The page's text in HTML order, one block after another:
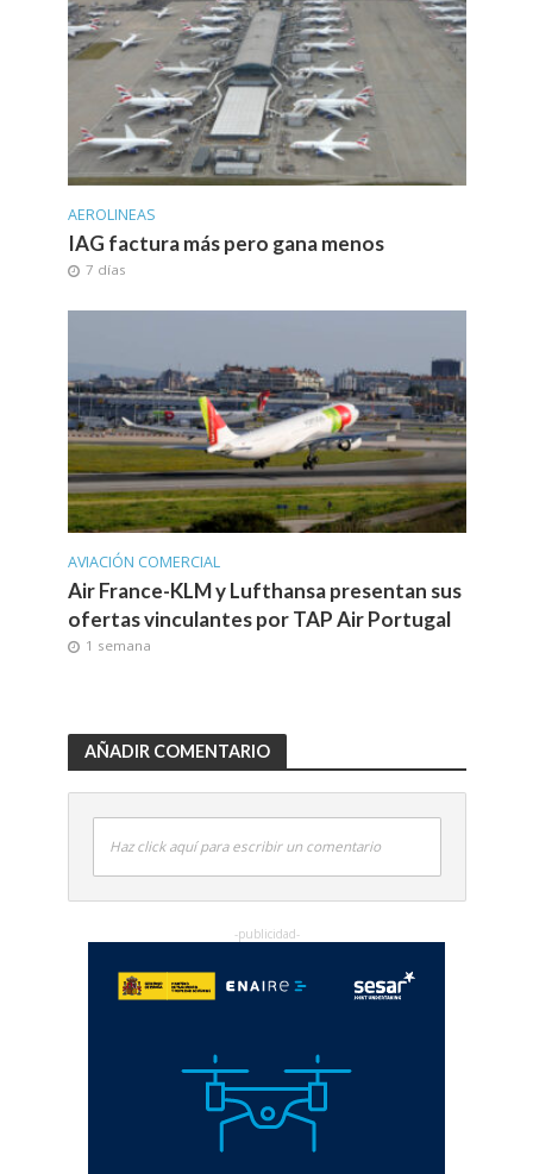
AEROLINEAS
IAG factura más pero gana menos
7 días
AVIACIÓN COMERCIAL
Air France-KLM y Lufthansa presentan sus
ofertas vinculantes por TAP Air Portugal
1 semana
AÑADIR COMENTARIO
Haz click aquí para escribir un comentario